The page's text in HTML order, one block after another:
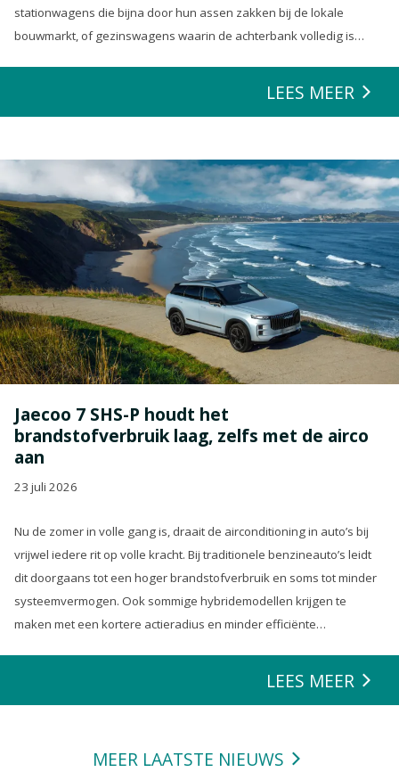
stationwagens die bijna door hun assen zakken bij de lokale
bouwmarkt, of gezinswagens waarin de achterbank volledig is
zeulen. We houden van onze auto’s en we verwachten dat ze alles
LEES MEER
Jaecoo 7 SHS-P houdt het
brandstofverbruik laag, zelfs met de airco
aan
23 juli 2026
Nu de zomer in volle gang is, draait de airconditioning in auto’s bij
vrijwel iedere rit op volle kracht. Bij traditionele benzineauto’s leidt
dit doorgaans tot een hoger brandstofverbruik en soms tot minder
systeemvermogen. Ook sommige hybridemodellen krijgen te
maken met een kortere actieradius en minder efficiënte
LEES MEER
MEER LAATSTE NIEUWS